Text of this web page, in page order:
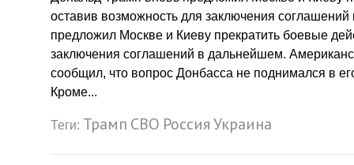
оставив возможность для заключения
предложил Москве и Киеву прекратить боевые
заключения соглашений в дальнейшем.
сообщил, что вопрос Донбасса не поднимался в
Кроме...
Теги: Трамп СВО РоссияУкраина